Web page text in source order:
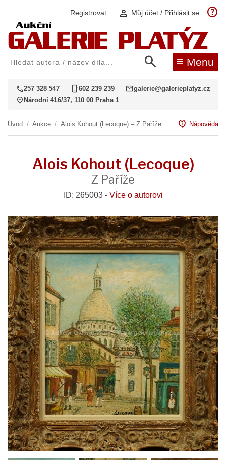
Registrovat person Můj účet / Přihlásit se help
search ≡ Menu
call257 328 547 phone_iphone602 239 239 mailgalerie@galerieplatyz.cz
location_on Národní 416/37, 110 00 Praha 1
Úvod / Aukce / Alois Kohout (Lecoque) – Z Paříže contact_support Nápověda
Alois Kohout (Lecoque)
Z Paříže
ID: 265003 - Více o autorovi